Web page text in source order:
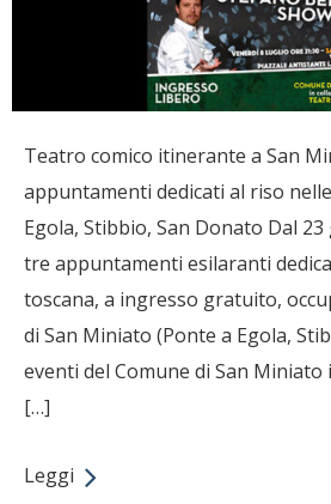
Teatro comico itinerante a San
appuntamenti dedicati al riso
Egola, Stibbio, San Donato Dal
tre appuntamenti esilaranti
toscana, a ingresso gratuito,
di San Miniato (Ponte a Egola,
eventi del Comune di San
[…]
Leggi